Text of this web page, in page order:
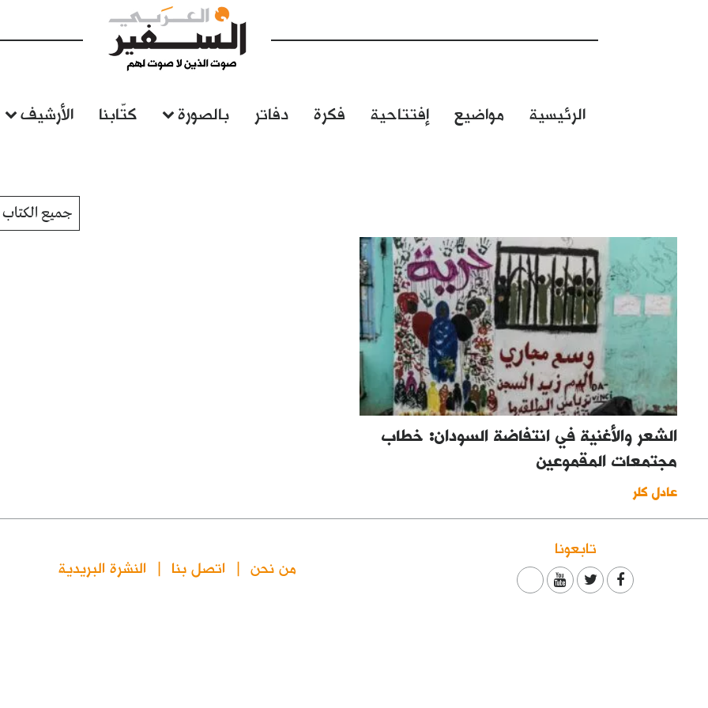
الرئيسية مواضيع إفتتاحية فكرة دفاتر بالصورة كتّابنا الأرشيف
جميع الكتاب
الشعر والأغنية في انتفاضة السودان: خطاب
مجتمعات المقموعين
عادل كلر
تابعونا
من نحن
اتصل بنا النشرة البريدية